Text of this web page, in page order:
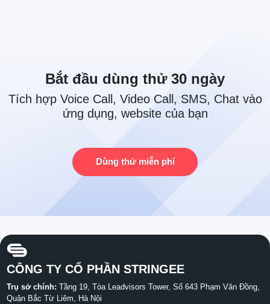
Bắt đầu dùng thử 30 ngày
Tích hợp Voice Call, Video Call, SMS, Chat vào
ứng dụng, website của bạn
Dùng thử miễn phí
CÔNG TY CỔ PHẦN STRINGEE
Trụ sở chính: Tầng 19, Tòa Leadvisors Tower, Số 643 Phạm Văn Đồng,
Quận Bắc Từ Liêm, Hà Nội